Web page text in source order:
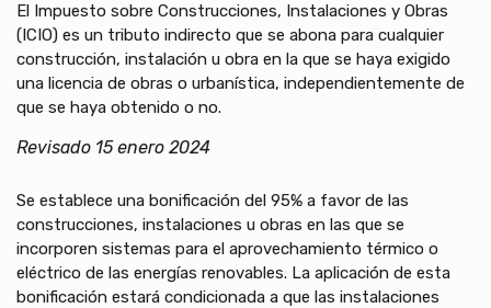
El Impuesto sobre Construcciones, Instalaciones y Obras
(ICIO) es un tributo indirecto que se abona para cualquier
construcción, instalación u obra en la que se haya exigido
una licencia de obras o urbanística, independientemente de
que se haya obtenido o no.
Revisado 15 enero 2024
Se establece una bonificación del 95% a favor de las
construcciones, instalaciones u obras en las que se
incorporen sistemas para el aprovechamiento térmico o
eléctrico de las energías renovables. La aplicación de esta
bonificación estará condicionada a que las instalaciones